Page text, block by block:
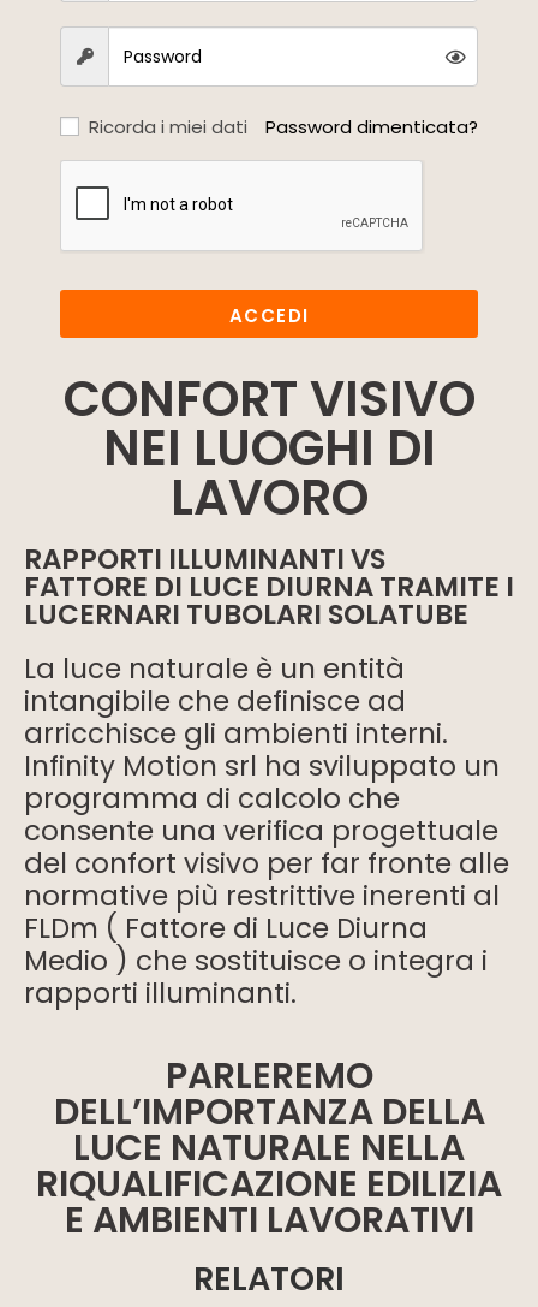
Ricorda i miei dati Password dimenticata?
ACCEDI
CONFORT VISIVO
NEI LUOGHI DI
LAVORO
RAPPORTI ILLUMINANTI VS
FATTORE DI LUCE DIURNA TRAMITE I
LUCERNARI TUBOLARI SOLATUBE
La luce naturale è un entità
intangibile che definisce ad
arricchisce gli ambienti interni.
Infinity Motion srl ha sviluppato un
programma di calcolo che
consente una verifica progettuale
del confort visivo per far fronte alle
normative più restrittive inerenti al
FLDm ( Fattore di Luce Diurna
Medio ) che sostituisce o integra i
rapporti illuminanti.
PARLEREMO
DELL’IMPORTANZA DELLA
LUCE NATURALE NELLA
RIQUALIFICAZIONE EDILIZIA
E AMBIENTI LAVORATIVI
RELATORI